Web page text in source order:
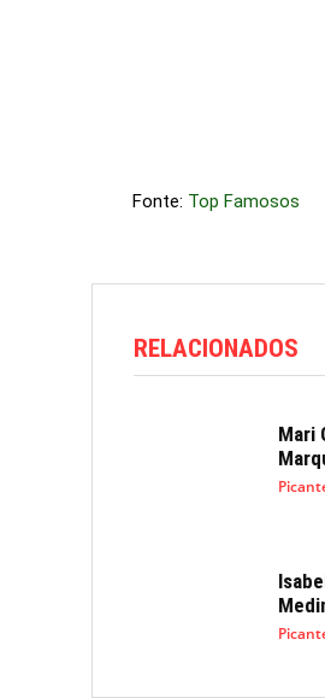
Fonte: Top Famosos
RELACIONADOS
Mari